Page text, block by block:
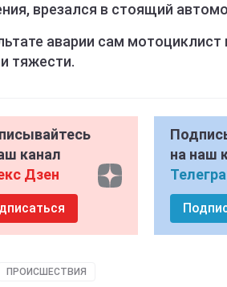
врезался в стоящий
аварии сам
тяжести.
канал
Дзен
на наш
ПРОИСШЕСТВИЯ